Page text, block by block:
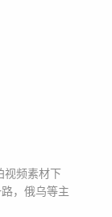
视频素材下
，俄乌等主